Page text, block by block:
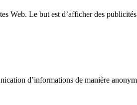
Web. Le but est d’afficher des
d’informations de manière